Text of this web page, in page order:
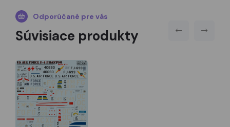
Odporúčané pre vás
Súvisiace produkty